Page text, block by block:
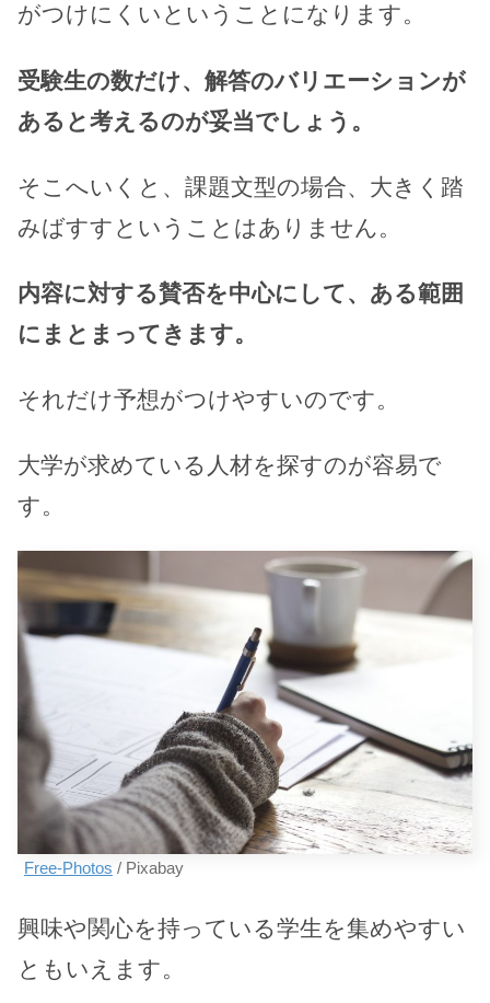
がつけにくいということになります。
受験生の数だけ、解答のバリエーションが
あると考えるのが妥当でしょう。
そこへいくと、課題文型の場合、大きく踏
みばすすということはありません。
内容に対する賛否を中心にして、ある範囲
にまとまってきます。
それだけ予想がつけやすいのです。
大学が求めている人材を探すのが容易で
す。
Free-Photos / Pixabay
興味や関心を持っている学生を集めやすい
ともいえます。